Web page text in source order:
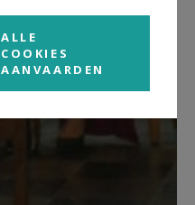
ALLE
COOKIES
AANVAARDEN